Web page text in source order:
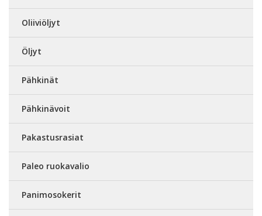
Oliiviöljyt
Öljyt
Pähkinät
Pähkinävoit
Pakastusrasiat
Paleo ruokavalio
Panimosokerit